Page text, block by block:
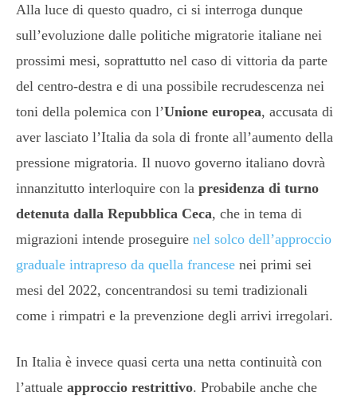
Alla luce di questo quadro, ci si interroga dunque
sull’evoluzione dalle politiche migratorie italiane nei
prossimi mesi, soprattutto nel caso di vittoria da parte
del centro-destra e di una possibile recrudescenza nei
toni della polemica con l’Unione europea, accusata di
aver lasciato l’Italia da sola di fronte all’aumento della
pressione migratoria. Il nuovo governo italiano dovrà
innanzitutto interloquire con la presidenza di turno
detenuta dalla Repubblica Ceca, che in tema di
migrazioni intende proseguire nel solco dell’approccio
graduale intrapreso da quella francese nei primi sei
mesi del 2022, concentrandosi su temi tradizionali
come i rimpatri e la prevenzione degli arrivi irregolari.
In Italia è invece quasi certa una netta continuità con
l’attuale approccio restrittivo. Probabile anche che